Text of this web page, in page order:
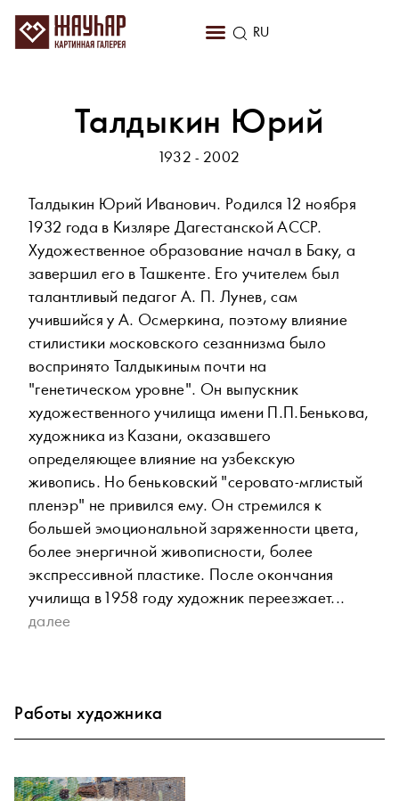
RU
EN
Талдыкин Юрий
1932 - 2002
Талдыкин Юрий Иванович. Родился 12 ноября
1932 года в Кизляре Дагестанской АССР.
Художественное образование начал в Баку, а
завершил его в Ташкенте. Его учителем был
талантливый педагог А. П. Лунев, сам
учившийся у А. Осмеркина, поэтому влияние
стилистики московского сезаннизма было
воспринято Талдыкиным почти на
"генетическом уровне". Он выпускник
художественного училища имени П.П.Бенькова,
художника из Казани, оказавшего
определяющее влияние на узбекскую
живопись. Но беньковский "серовато-мглистый
пленэр" не привился ему. Он стремился к
большей эмоциональной заряженности цвета,
более энергичной живописности, более
экспрессивной пластике. После окончания
училища в 1958 году художник переезжает...
далее
Работы художника